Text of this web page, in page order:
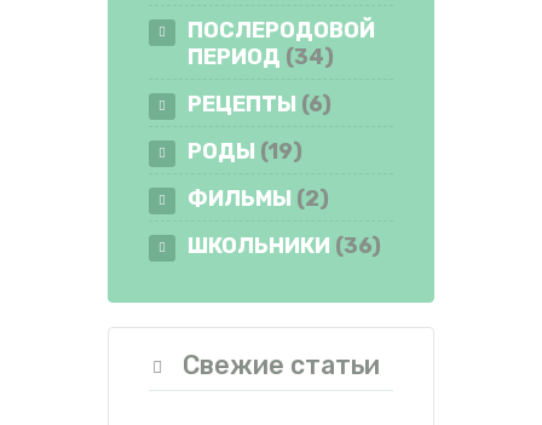
ПОСЛЕРОДОВОЙ
ПЕРИОД (34)
РЕЦЕПТЫ (6)
РОДЫ (19)
ФИЛЬМЫ (2)
ШКОЛЬНИКИ (36)
Свежие статьи